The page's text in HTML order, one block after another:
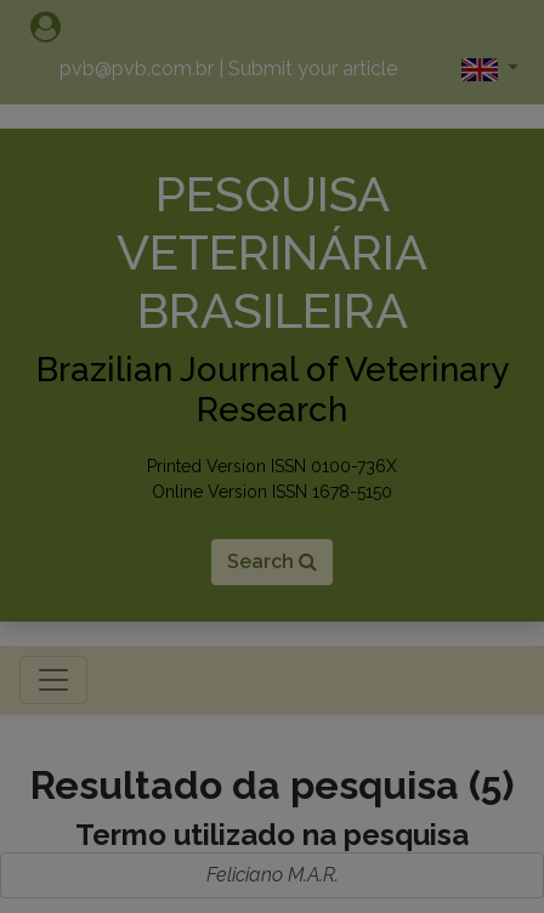
pvb@pvb.com.br Submit your article
PESQUISA
VETERINÁRIA
BRASILEIRA
Brazilian Journal of Veterinary
Research
Printed Version ISSN 0100-736X
Online Version ISSN 1678-5150
Search
Toggle navigation
Resultado da pesquisa (5)
Termo utilizado na pesquisa
Feliciano M.A.R.